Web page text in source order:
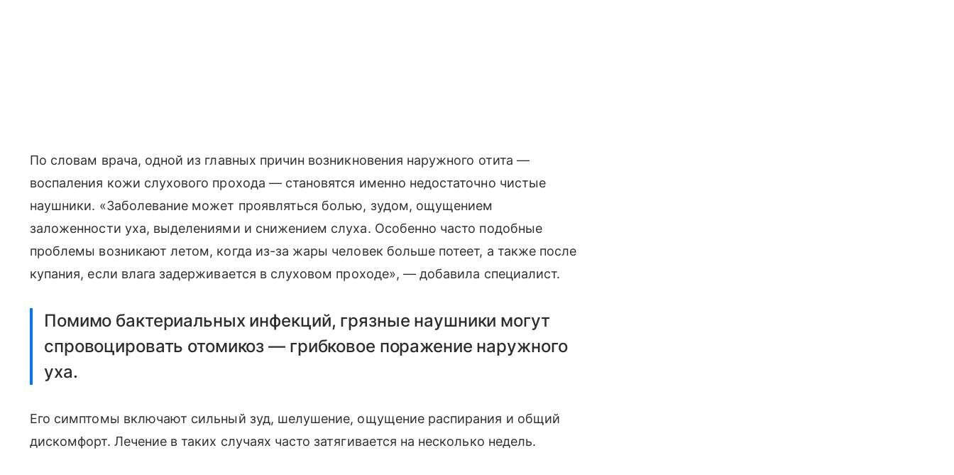
По словам врача, одной из главных причин возникновения наружного отита —
воспаления кожи слухового прохода — становятся именно недостаточно чистые
наушники. «Заболевание может проявляться болью, зудом, ощущением
заложенности уха, выделениями и снижением слуха. Особенно часто подобные
проблемы возникают летом, когда из-за жары человек больше потеет, а также после
купания, если влага задерживается в слуховом проходе», — добавила специалист.
Помимо бактериальных инфекций, грязные наушники могут
спровоцировать отомикоз — грибковое поражение наружного
уха.
Его симптомы включают сильный зуд, шелушение, ощущение распирания и общий
дискомфорт. Лечение в таких случаях часто затягивается на несколько недель.